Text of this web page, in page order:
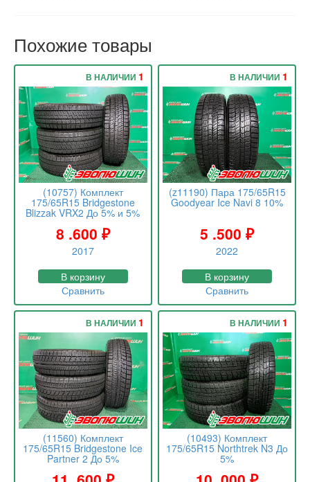
Похожие товары
(10757) Комплект
175/65R15 Bridgestone
Blizzak VRX2 До 5% и 5%
8 .600 ₽
2017
В НАЛИЧИИ 1
В корзину
Сравнить
(z11190) Пара 175/65R15
Goodyear Ice Navi 8 10%
5 .500₽
2022
В НАЛИЧИИ 1
В корзину
Сравнить
(11560) Комплект
175/65R15 Bridgestone Ice
Partner 2 До 5%
В НАЛИЧИИ 1
(10493) Комплект
175/65R15 Northtrek N3 До
5%
В НАЛИЧИИ 1